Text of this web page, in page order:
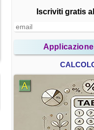
Iscriviti gratis